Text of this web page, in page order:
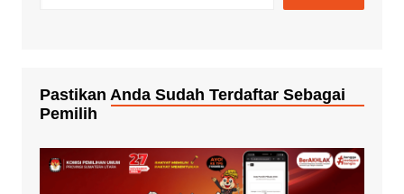
Pastikan Anda Sudah Terdaftar Sebagai
Pemilih